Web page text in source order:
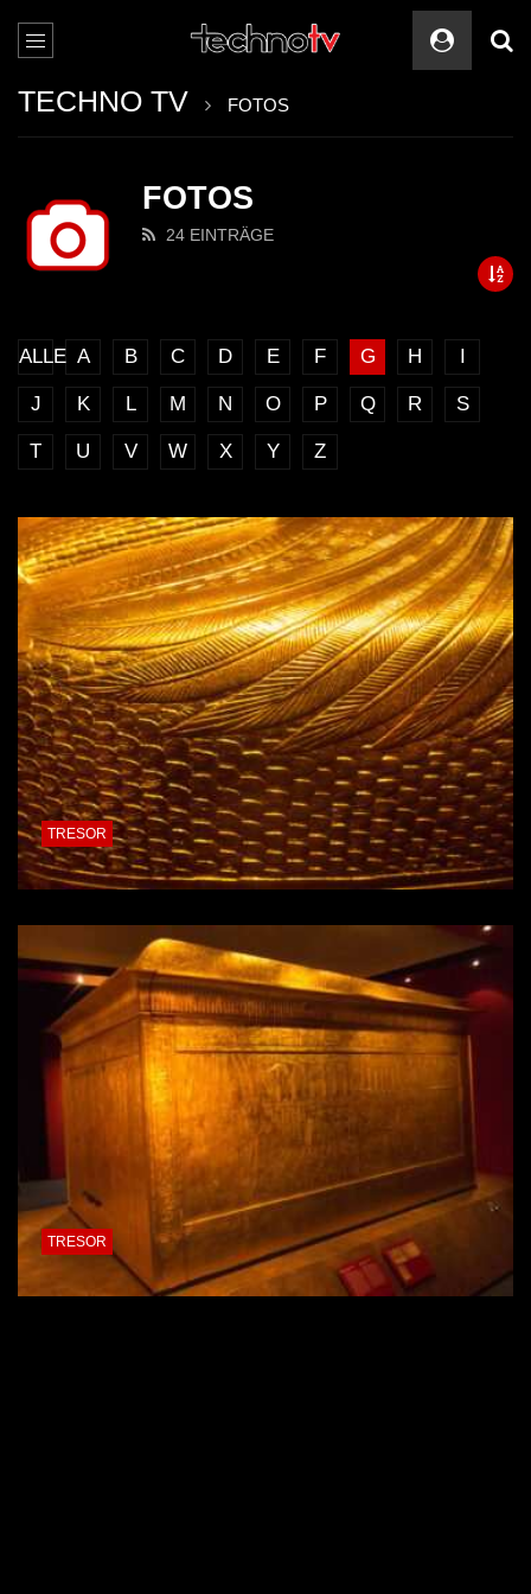
TECHNO TV FOTOS
FOTOS
24 EINTRÄGE
ALLE A B C D E F G H I
J K L M N O P Q R S
T U V W X Y Z
TRESOR
TRESOR